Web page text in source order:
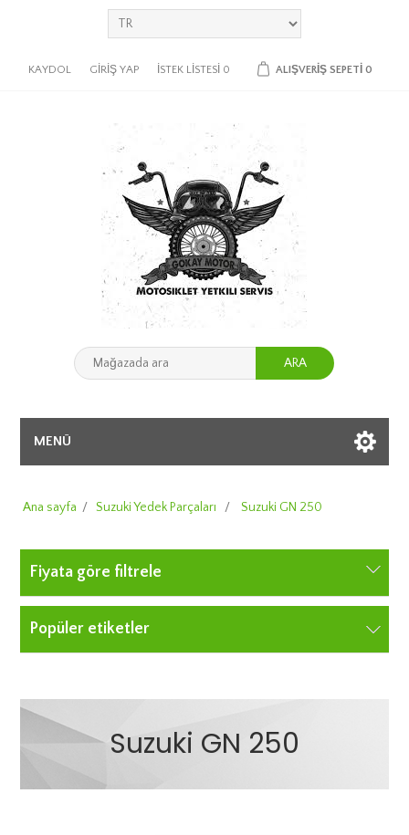
KAYDOL GIRIŞ YAP İSTEK LISTESI 0 ALIŞVERIŞ SEPETI 0
ARA
MENÜ
Ana sayfa / Suzuki Yedek Parçaları / Suzuki GN 250
Fiyata göre filtrele
Popüler etiketler
Suzuki GN 250